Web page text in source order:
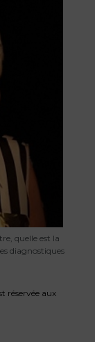
quelle est la
diagnostiques
réservée aux